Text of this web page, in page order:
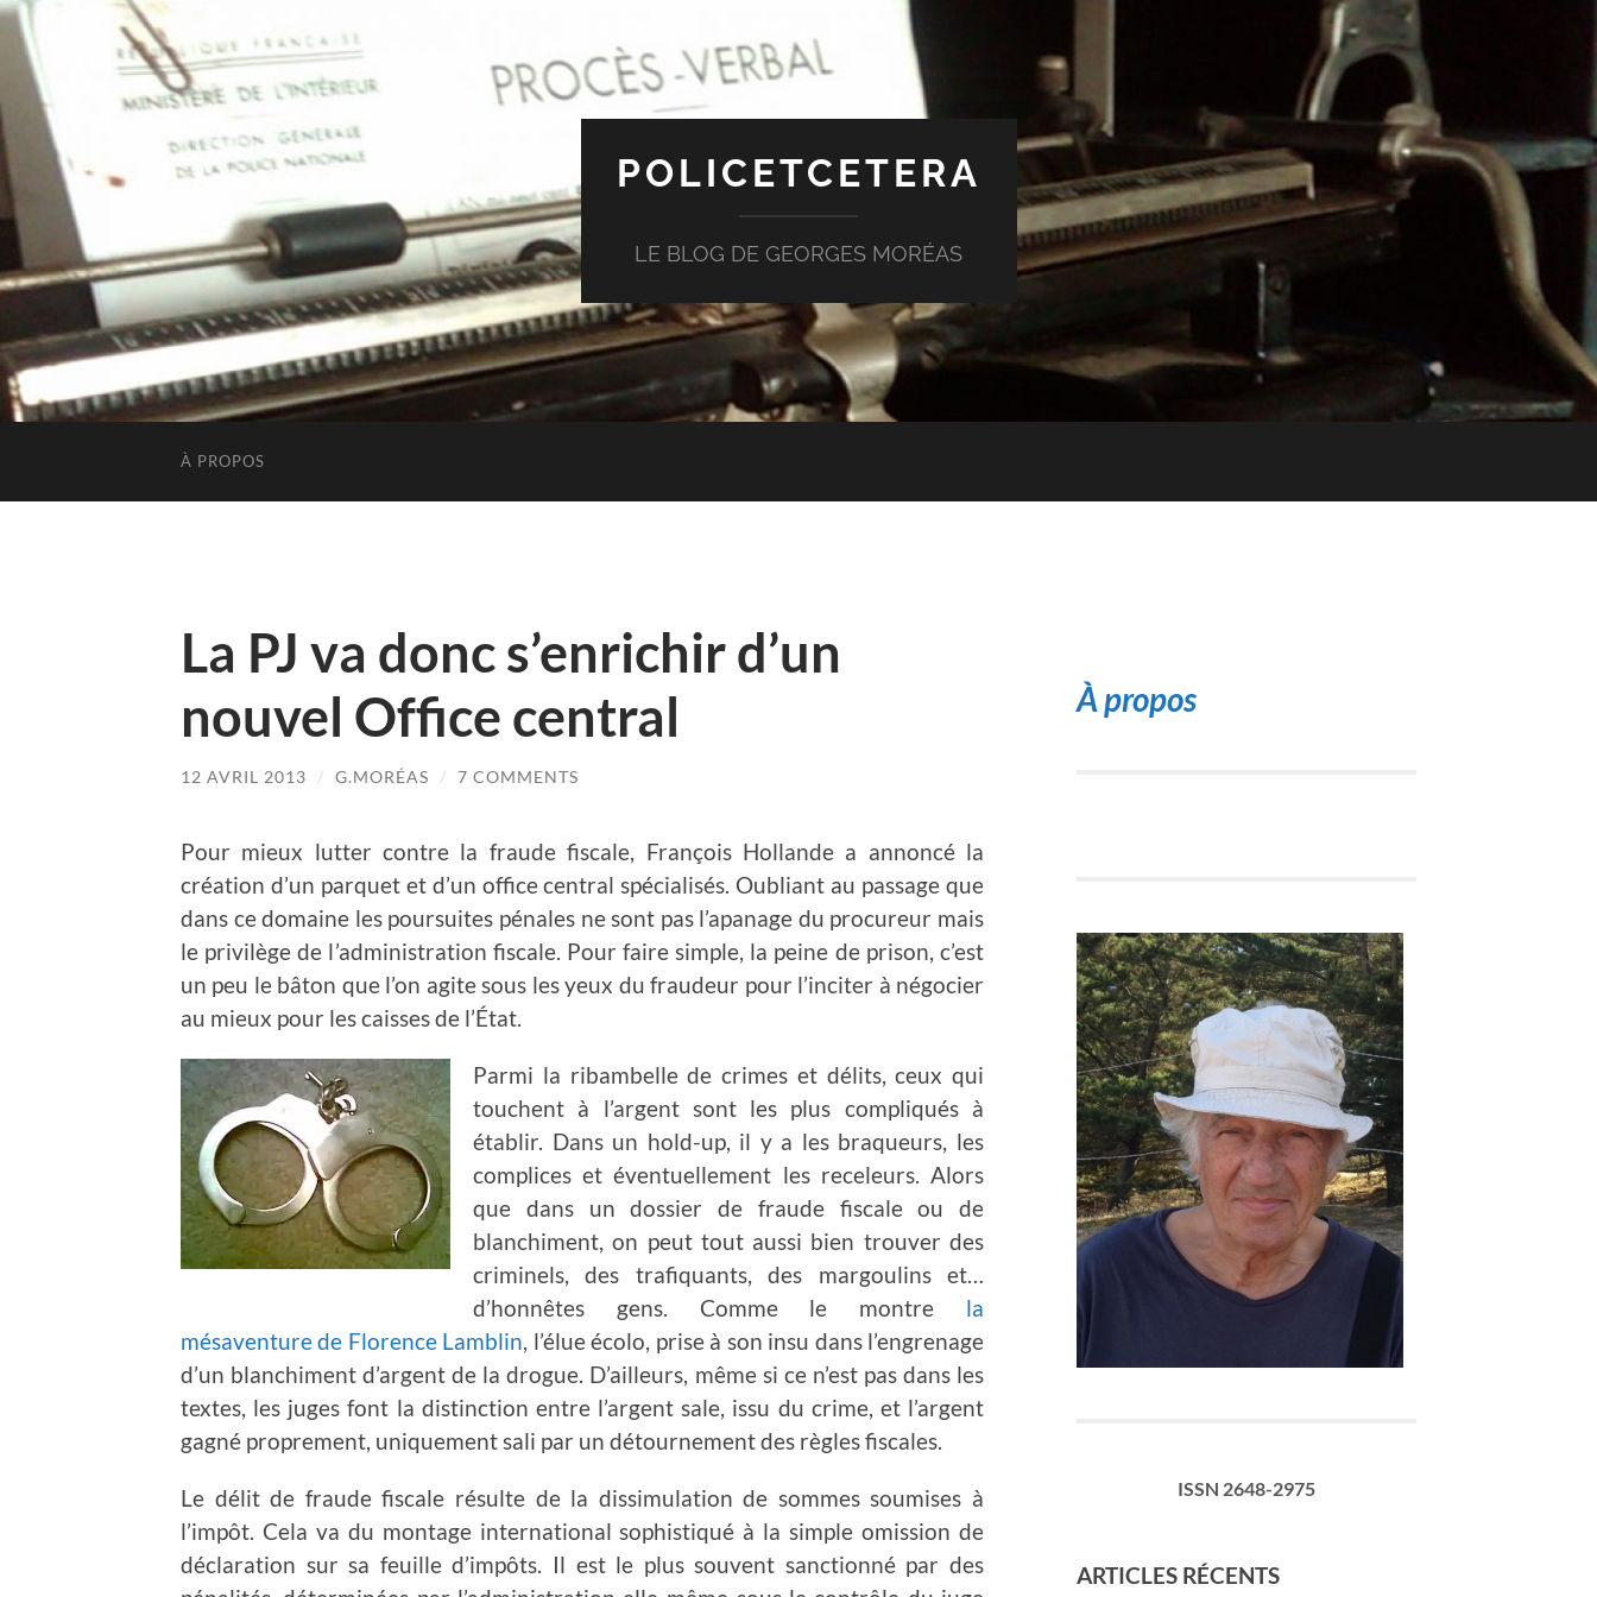
POLICETCETERA
LE BLOG DE GEORGES MORÉAS
À PROPOS
La PJ va donc s’enrichir d’un
nouvel Office central
12 AVRIL 2013 / G.MORÉAS / 7 COMMENTS
Pour mieux lutter contre la fraude fiscale, François Hollande a annoncé la
création d’un parquet et d’un office central spécialisés. Oubliant au passage que
dans ce domaine les poursuites pénales ne sont pas l’apanage du procureur mais
le privilège de l’administration fiscale. Pour faire simple, la peine de prison, c’est
un peu le bâton que l’on agite sous les yeux du fraudeur pour l’inciter à négocier
au mieux pour les caisses de l’État.
Parmi la ribambelle de crimes et délits, ceux qui
touchent à l’argent sont les plus compliqués à
établir. Dans un hold-up, il y a les braqueurs, les
complices et éventuellement les receleurs. Alors
que dans un dossier de fraude fiscale ou de
blanchiment, on peut tout aussi bien trouver des
criminels, des trafiquants, des margoulins et…
d’honnêtes gens. Comme le montre la
mésaventure de Florence Lamblin , l’élue écolo, prise à son insu dans l’engrenage
d’un blanchiment d’argent de la drogue. D’ailleurs, même si ce n’est pas dans les
textes, les juges font la distinction entre l’argent sale, issu du crime, et l’argent
gagné proprement, uniquement sali par un détournement des règles fiscales.
Le délit de fraude fiscale résulte de la dissimulation de sommes soumises à
l’impôt. Cela va du montage international sophistiqué à la simple omission de
déclaration sur sa feuille d’impôts. Il est le plus souvent sanctionné par des
À propos
ISSN 2648-2975
ARTICLES RÉCENTS